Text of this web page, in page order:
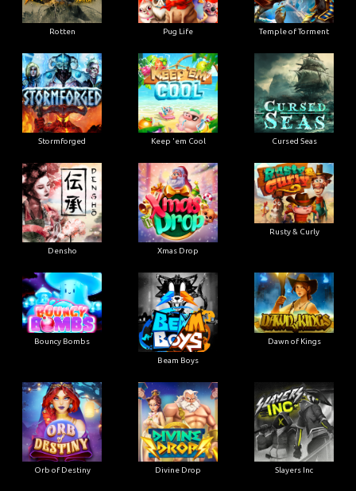
Rotten Pug Life Temple of Torment
Stormforged Keep 'em Cool Cursed Seas
Densho Xmas Drop
Rusty & Curly
Bouncy Bombs
Beam Boys
Dawn of Kings
Orb of Destiny Divine Drop Slayers Inc